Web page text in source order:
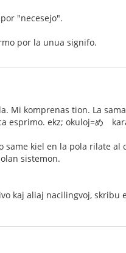
"necesejo".
por la unua signifo.
Mi komprenas tion. La
esprimo. ekz; okuloj=め
same kiel en la pola rilate
sistemon.
kaj aliaj nacilingvoj, skribu